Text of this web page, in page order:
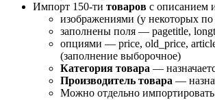
Импорт 150-ти товаров с описанием
изображениями (у некоторых
заполнены поля — pagetitle,
опциями — price, old_price,
(заполнение выборочное)
Категория товара —
Производитель товара —
Можно отдельно